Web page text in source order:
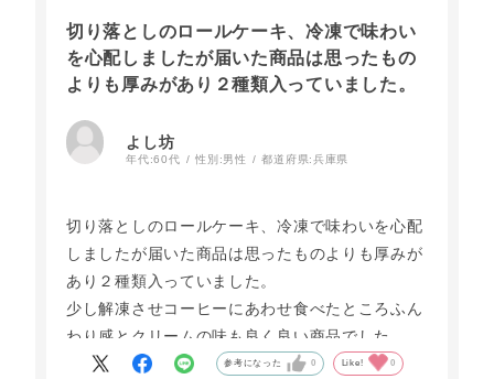
切り落としのロールケーキ、冷凍で味わい
を心配しましたが届いた商品は思ったもの
よりも厚みがあり２種類入っていました。
よし坊
年代:60代 性別:男性 都道府県:兵庫県
切り落としのロールケーキ、冷凍で味わいを心配
しましたが届いた商品は思ったものよりも厚みが
あり２種類入っていました。
少し解凍させコーヒーにあわせ食べたところふん
わり感とクリームの味も良く良い商品でした。
参考になった 0 Like! 0